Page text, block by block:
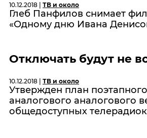
10.12.2018 | ТВ и около
Глеб Панфилов снимает
«Одному дню Ивана
Отключать будут не
10.12.2018 | ТВ и около
Утвержден план
аналогового аналогового
общедоступных